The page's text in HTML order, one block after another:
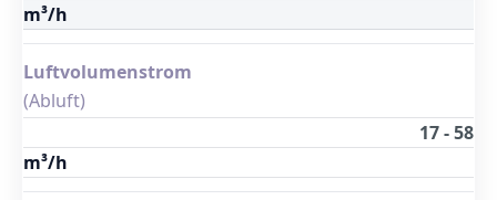
m³/h
Luftvolumenstrom
(Abluft)
17 - 58
m³/h